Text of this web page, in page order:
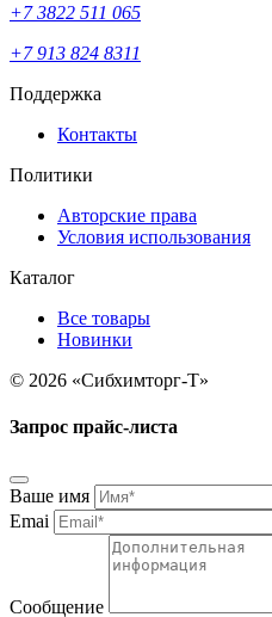
+7 3822 511 065
+7 913 824 8311
Поддержка
Контакты
Политики
Авторские права
Условия использования
Каталог
Все товары
Новинки
© 2026 «Сибхимторг-Т»
Запрос прайс-листа
Ваше имя
Emai
Сообщение